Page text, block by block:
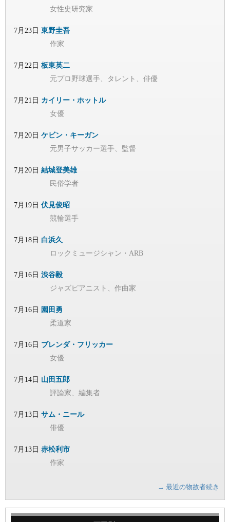
女性史研究家
7月23日 東野圭吾
作家
7月22日 板東英二
元プロ野球選手、タレント、俳優
7月21日 カイリー・ホットル
女優
7月20日 ケビン・キーガン
元男子サッカー選手、監督
7月20日 結城登美雄
民俗学者
7月19日 伏見俊昭
競輪選手
7月18日 白浜久
ロックミュージシャン・ARB
7月16日 渋谷毅
ジャズピアニスト、作曲家
7月16日 園田勇
柔道家
7月16日 ブレンダ・フリッカー
女優
7月14日 山田五郎
評論家、編集者
7月13日 サム・ニール
俳優
7月13日 赤松利市
作家
→ 最近の物故者続き